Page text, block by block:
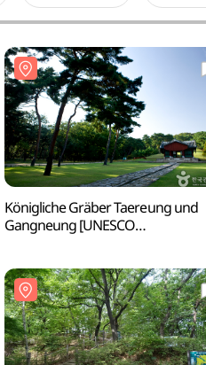
Königliche Gräber Taereung und
Gangneung [UNESCO
세계문화유산])